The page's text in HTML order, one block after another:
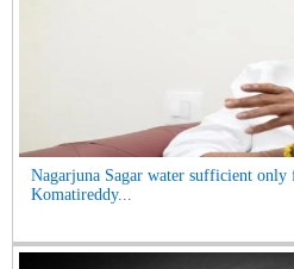
Nagarjuna Sagar water sufficient only
Komatireddy...